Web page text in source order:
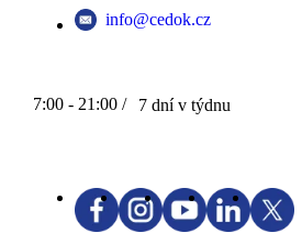
info@cedok.cz
7:00 - 21:00 / 7 dní v týdnu